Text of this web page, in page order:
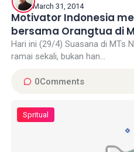
March 31, 2014
Motivator Indonesia
bersama Orangtua di
Hari ini (29/4) Suasana di MTs
ramai sekali, bukan han...
0Comments
Spritual